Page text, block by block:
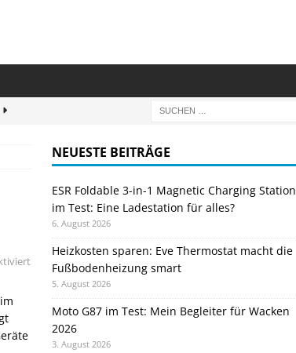
NEUESTE BEITRÄGE
ESR Foldable 3-in-1 Magnetic Charging Station
im Test: Eine Ladestation für alles?
6. August 2026
Heizkosten sparen: Eve Thermostat macht die
Fußbodenheizung smart
5. August 2026
Moto G87 im Test: Mein Begleiter für Wacken
2026
3. August 2026